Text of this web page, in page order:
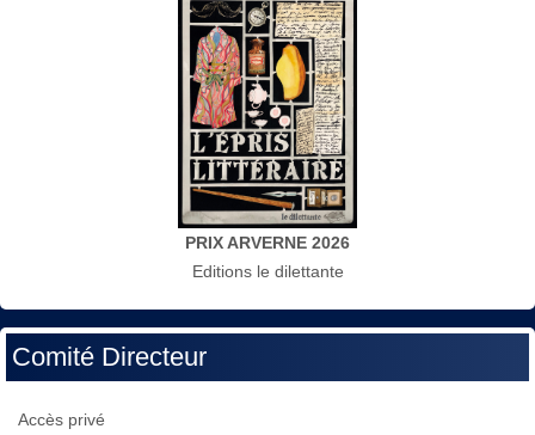
PRIX ARVERNE 2026
Editions le dilettante
Comité Directeur
Accès privé